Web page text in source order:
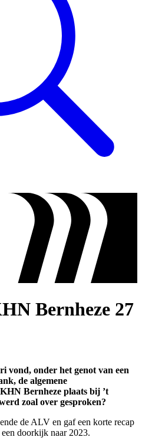
Bernheze 27
vond, onder het genot van een
de algemene
Bernheze plaats bij ’t
zoal over gesproken?
de ALV en gaf een korte recap
doorkijk naar 2023.